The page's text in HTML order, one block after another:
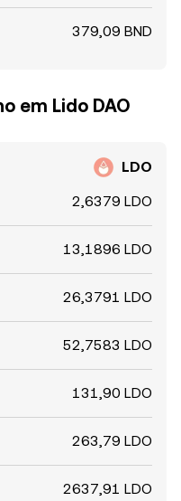
379,09 BND
em Lido DAO
LDO
2,6379 LDO
13,1896 LDO
26,3791 LDO
52,7583 LDO
131,90 LDO
263,79 LDO
2637,91 LDO